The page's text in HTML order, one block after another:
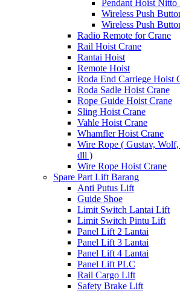
Pendant Hoist Nitto
Wireless Push
Wireless Push
Radio Remote for Crane
Rail Hoist Crane
Rantai Hoist
Remote Hoist
Roda End Carriege Hoist
Roda Sadle Hoist Crane
Rope Guide Hoist Crane
Sling Hoist Crane
Vahle Hoist Crane
Whamfler Hoist Crane
Wire Rope ( Gustav,
dll )
Wire Rope Hoist Crane
Spare Part Lift Barang
Anti Putus Lift
Guide Shoe
Limit Switch Lantai Lift
Limit Switch Pintu Lift
Panel Lift 2 Lantai
Panel Lift 3 Lantai
Panel Lift 4 Lantai
Panel Lift PLC
Rail Cargo Lift
Safety Brake Lift